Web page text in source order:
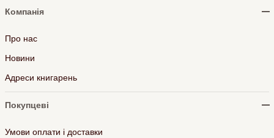
Компанія
Про нас
Новини
Адреси книгарень
Покупцеві
Умови оплати і доставки